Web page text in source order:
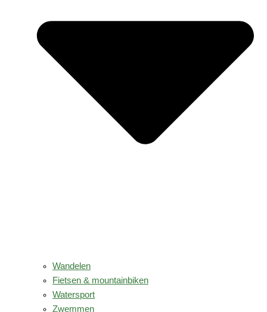
Wandelen
Fietsen & mountainbiken
Watersport
Zwemmen